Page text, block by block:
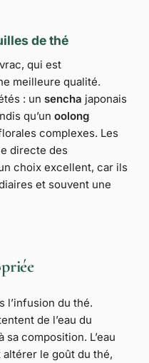
de thé
qui est
meilleure qualité.
: un sencha japonais
qu’un oolong
complexes. Les
directe des
choix excellent, car ils
et souvent une
l’infusion du thé.
de l’eau du
composition. L’eau
le goût du thé,